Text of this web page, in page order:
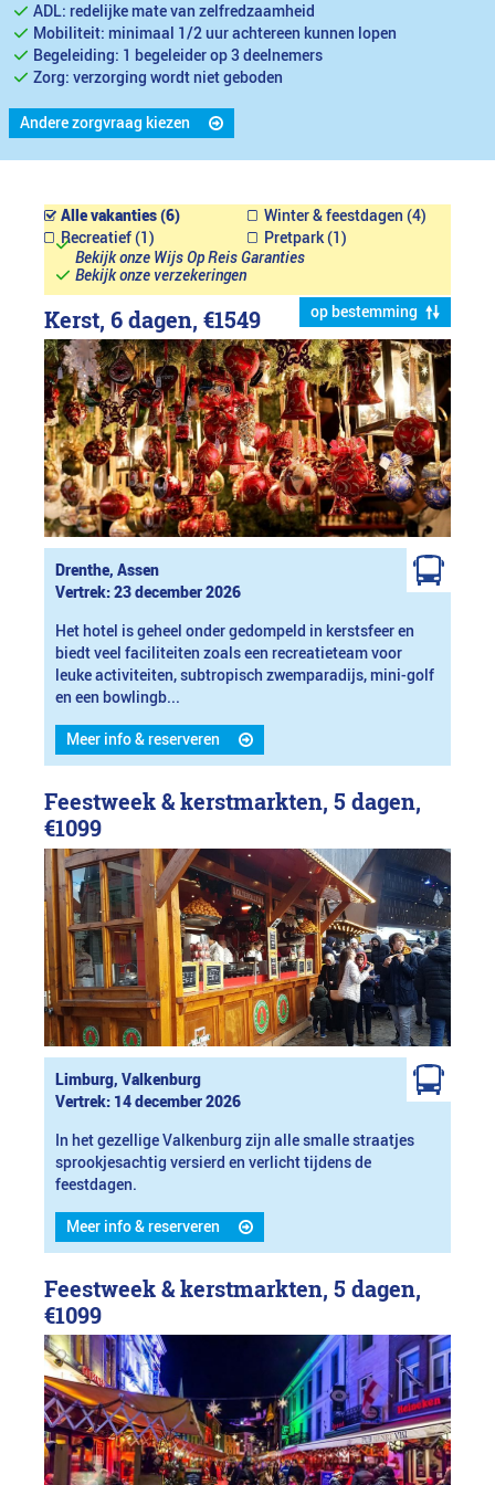
ADL: redelijke mate van zelfredzaamheid
Mobiliteit: minimaal 1/2 uur achtereen kunnen lopen
Begeleiding: 1 begeleider op 3 deelnemers
Zorg: verzorging wordt niet geboden
Andere zorgvraag kiezen
Alle vakanties (6)
Winter & feestdagen (4)
Recreatief (1)
Pretpark (1)
Bekijk onze Wijs Op Reis Garanties
Bekijk onze verzekeringen
op bestemming
Kerst, 6 dagen, €1549
Drenthe, Assen
Vertrek: 23 december 2026
Het hotel is geheel onder gedompeld in kerstsfeer en
biedt veel faciliteiten zoals een recreatieteam voor
leuke activiteiten, subtropisch zwemparadijs, mini-golf
en een bowlingb...
Meer info & reserveren
Feestweek & kerstmarkten, 5 dagen,
€1099
Limburg, Valkenburg
Vertrek: 14 december 2026
In het gezellige Valkenburg zijn alle smalle straatjes
sprookjesachtig versierd en verlicht tijdens de
feestdagen.
Meer info & reserveren
Feestweek & kerstmarkten, 5 dagen,
€1099